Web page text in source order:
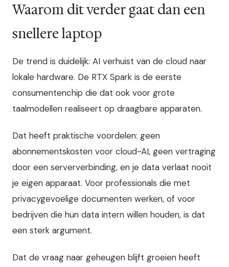
Waarom dit verder gaat dan een
snellere laptop
De trend is duidelijk: AI verhuist van de cloud naar
lokale hardware. De RTX Spark is de eerste
consumentenchip die dat ook voor grote
taalmodellen realiseert op draagbare apparaten.
Dat heeft praktische voordelen: geen
abonnementskosten voor cloud-AI, geen vertraging
door een serververbinding, en je data verlaat nooit
je eigen apparaat. Voor professionals die met
privacygevoelige documenten werken, of voor
bedrijven die hun data intern willen houden, is dat
een sterk argument.
Dat de vraag naar geheugen blijft groeien heeft